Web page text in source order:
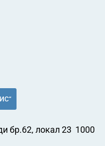
бр.62, локал 23 1000